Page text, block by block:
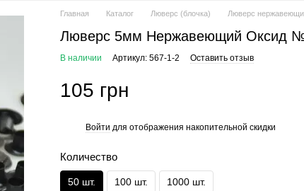
Главная Каталог Люверс (блочка) Люверс
Люверс 5мм Нержавеющий Оксид
В наличии Артикул: 567-1-2 Оставить отзыв
105 грн
Войти для отображения накопительной скидки
Количество
50 шт. 100 шт. 1000 шт.